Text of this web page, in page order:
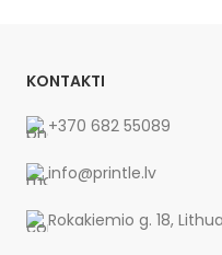
KONTAKTI
+370 682 55089
info@printle.lv
Rokakiemio g. 18,